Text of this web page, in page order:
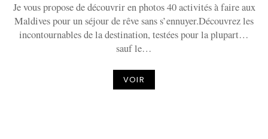
Je vous propose de découvrir en photos 40 activités à faire aux
Maldives pour un séjour de rêve sans s’ennuyer.Découvrez les
incontournables de la destination, testées pour la plupart…
sauf le…
VOIR